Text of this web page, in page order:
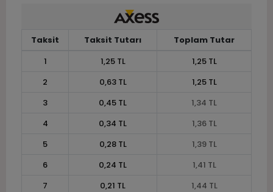
Taksit Taksit Tutarı
Toplam Tutar
1
1,25 TL
1,25 TL
2
0,63 TL
1,25 TL
3
0,45 TL
1,34 TL
4
0,34 TL
1,36 TL
5
0,28 TL
1,39 TL
6
0,24 TL
1,41 TL
7
0,21 TL
1,44 TL